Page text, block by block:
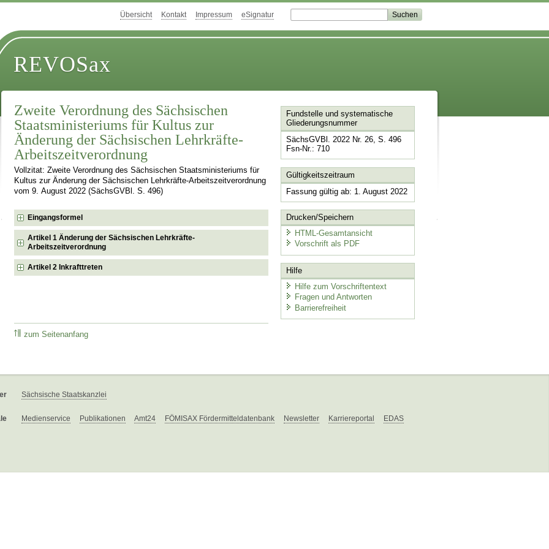
Übersicht Kontakt Impressum eSignatur
REVOSax
Zweite Verordnung des Sächsischen
Staatsministeriums für Kultus zur
Änderung der Sächsischen Lehrkräfte-
Arbeitszeitverordnung
Vollzitat: Zweite Verordnung des Sächsischen Staatsministeriums für
Kultus zur Änderung der Sächsischen Lehrkräfte-Arbeitszeitverordnung
vom 9. August 2022 (SächsGVBl. S. 496)
Eingangsformel
Artikel 1 Änderung der Sächsischen Lehrkräfte-
Arbeitszeitverordnung
Artikel 2 Inkrafttreten
zum Seitenanfang
Fundstelle und systematische
Gliederungsnummer
SächsGVBl. 2022 Nr. 26, S. 496
Fsn-Nr.: 710
Gültigkeitszeitraum
Fassung gültig ab: 1. August 2022
Drucken/Speichern
HTML-Gesamtansicht
Vorschrift als PDF
Hilfe
Hilfe zum Vorschriftentext
Fragen und Antworten
Barrierefreiheit
Sächsische Staatskanzlei
Medienservice Publikationen Amt24 FÖMISAX Fördermitteldatenbank Newsletter Karriereportal EDAS